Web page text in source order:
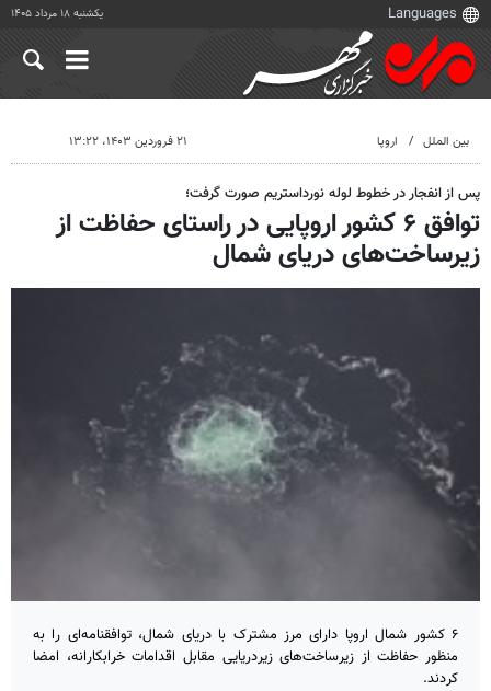
یکشنبه ۱۸ مرداد ۱۴۰۵
بین الملل اروپا ۲۱ فروردین ۱۴۰۳، ۱۳:۲۲
پس از انفجار در خطوط لوله نورداستریم صورت گرفت؛
توافق ۶ کشور اروپایی در راستای حفاظت از
زیرساخت‌های دریای شمال
۶ کشور شمال اروپا دارای مرز مشترک با دریای شمال، توافقنامه‌ای را به
منظور حفاظت از زیرساخت‌های زیردریایی مقابل اقدامات خرابکارانه، امضا
کردند.